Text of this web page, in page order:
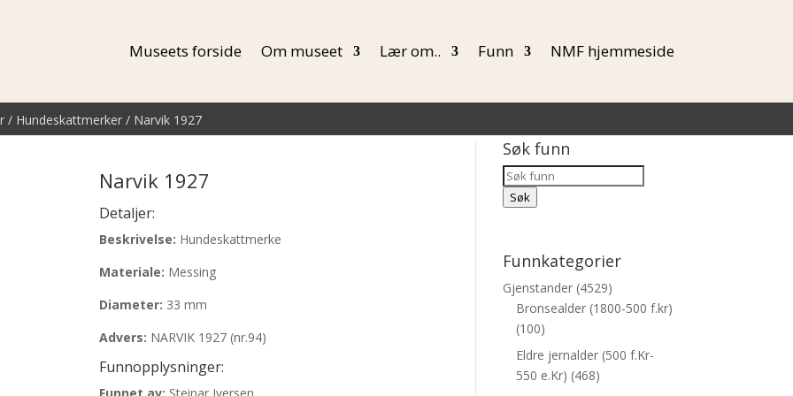
Museets forside Om museet Lær om.. Funn NMF hjemmeside
/ Hundeskattmerker / Narvik 1927
Narvik 1927
Detaljer:
Beskrivelse: Hundeskattmerke
Materiale: Messing
Diameter: 33 mm
Advers: NARVIK 1927 (nr.94)
Funnopplysninger:
Funnet av: Steinar Iversen
Søk funn
Products
Søk
Søk
Funnkategorier
Gjenstander (4529)
Bronsealder (1800-500 f.kr)
(100)
Eldre jernalder (500 f.Kr-
550 e.Kr) (468)